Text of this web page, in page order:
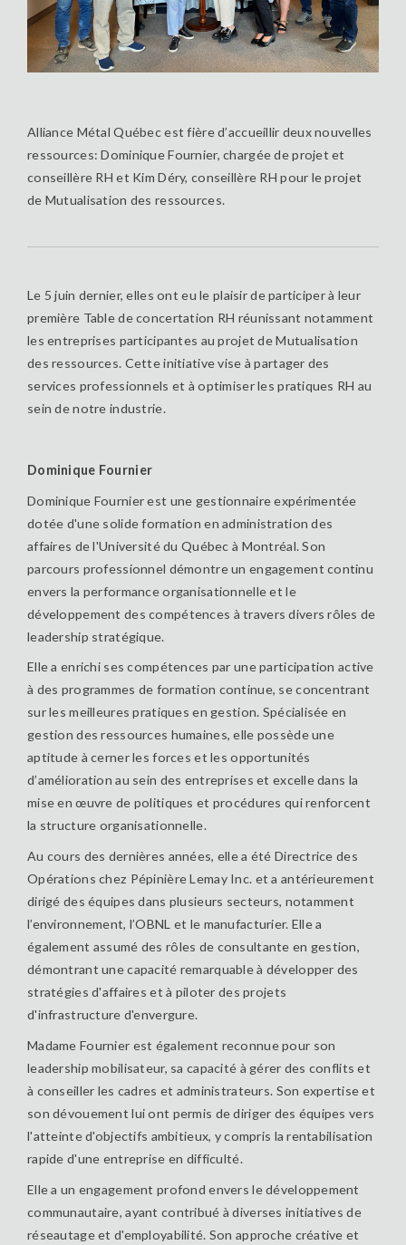
Alliance Métal Québec est fière d’accueillir deux nouvelles
ressources: Dominique Fournier, chargée de projet et
conseillère RH et Kim Déry, conseillère RH pour le projet
de Mutualisation des ressources.
Le 5 juin dernier, elles ont eu le plaisir de participer à leur
première Table de concertation RH réunissant notamment
les entreprises participantes au projet de Mutualisation
des ressources. Cette initiative vise à partager des
services professionnels et à optimiser les pratiques RH au
sein de notre industrie.
Dominique Fournier
Dominique Fournier est une gestionnaire expérimentée
dotée d'une solide formation en administration des
affaires de l'Université du Québec à Montréal. Son
parcours professionnel démontre un engagement continu
envers la performance organisationnelle et le
développement des compétences à travers divers rôles de
leadership stratégique.
Elle a enrichi ses compétences par une participation active
à des programmes de formation continue, se concentrant
sur les meilleures pratiques en gestion. Spécialisée en
gestion des ressources humaines, elle possède une
aptitude à cerner les forces et les opportunités
d’amélioration au sein des entreprises et excelle dans la
mise en œuvre de politiques et procédures qui renforcent
la structure organisationnelle.
Au cours des dernières années, elle a été Directrice des
Opérations chez Pépinière Lemay Inc. et a antérieurement
dirigé des équipes dans plusieurs secteurs, notamment
l’environnement, l’OBNL et le manufacturier. Elle a
également assumé des rôles de consultante en gestion,
démontrant une capacité remarquable à développer des
stratégies d'affaires et à piloter des projets
d'infrastructure d'envergure.
Madame Fournier est également reconnue pour son
leadership mobilisateur, sa capacité à gérer des conflits et
à conseiller les cadres et administrateurs. Son expertise et
son dévouement lui ont permis de diriger des équipes vers
l'atteinte d'objectifs ambitieux, y compris la rentabilisation
rapide d'une entreprise en difficulté.
Elle a un engagement profond envers le développement
communautaire, ayant contribué à diverses initiatives de
réseautage et d'employabilité. Son approche créative et